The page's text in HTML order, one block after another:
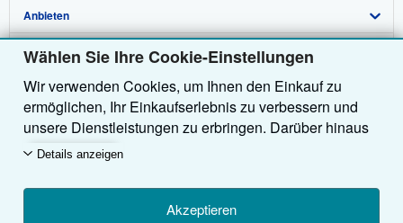
Wählen Sie Ihre Cookie-Einstellungen
Wir verwenden Cookies, um Ihnen den Einkauf zu
ermöglichen, Ihr Einkaufserlebnis zu verbessern und
unsere Dienstleistungen zu erbringen. Darüber hinaus
verwenden wir Cookies, um nachzuvollziehen, wie
Erfassung von Website-Besuchen), sodass wir
Optimierungen vornehmen können. Sofern Sie
Details anzeigen
Akzeptieren
Detailsuche
Sammlungen
Nutzerkonto
Meine Bestellungen
Warenkorb
Anbieten
Verkäufer werden
Partnerprogramm
Empfehlen Sie einen Verkäufer
Über uns
Über uns / Impressum
Presse
Karriere
Datenschutzerklärung
Hilfe
Hilfebereich
Kundenservice
Weitere AbeBooks Unternehmen
AbeBooks.com
AbeBooks.co.uk
AbeBooks folgen